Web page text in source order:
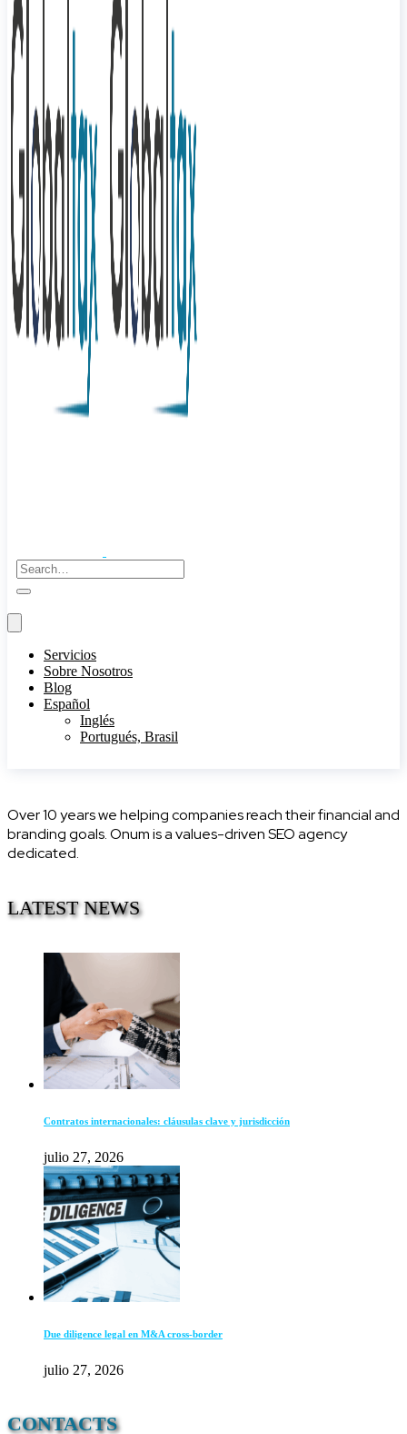
Servicios
Sobre Nosotros
Blog
Español
Inglés
Portugués, Brasil
Over 10 years we helping companies reach their financial and
branding goals. Onum is a values-driven SEO agency
dedicated.
LATEST NEWS
Contratos internacionales: cláusulas clave y jurisdicción
julio 27, 2026
Due diligence legal en M&A cross-border
julio 27, 2026
CONTACTS